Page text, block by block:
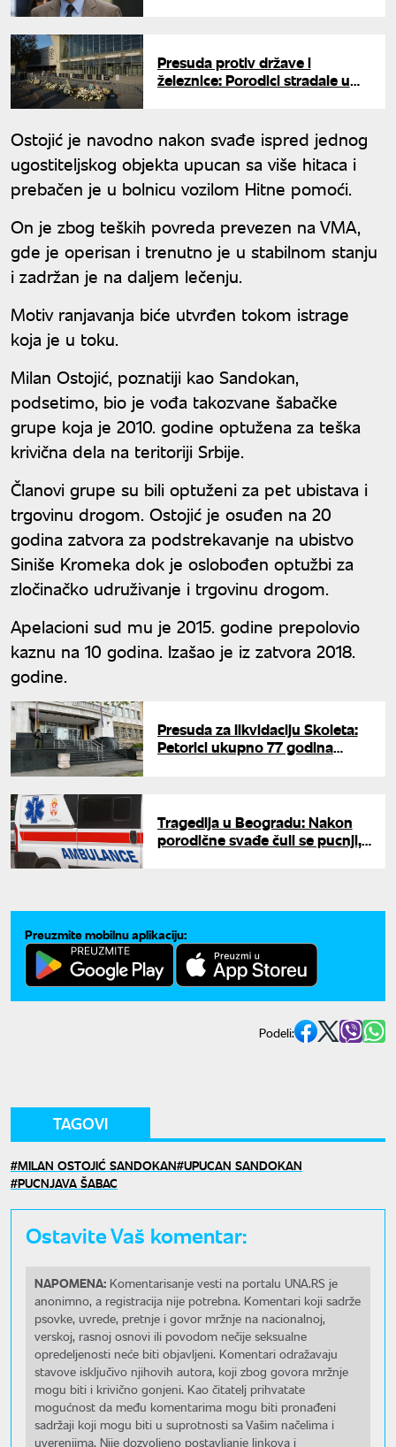
Presuda protiv države i
železnice: Porodici stradale u
Ostojić je navodno nakon svađe ispred jednog
ugostiteljskog objekta upucan sa više hitaca i
prebačen je u bolnicu vozilom Hitne pomoći.
On je zbog teških povreda prevezen na VMA,
gde je operisan i trenutno je u stabilnom stanju
i zadržan je na daljem lečenju.
Motiv ranjavanja biće utvrđen tokom istrage
koja je u toku.
Milan Ostojić, poznatiji kao Sandokan,
podsetimo, bio je vođa takozvane šabačke
grupe koja je 2010. godine optužena za teška
krivična dela na teritoriji Srbije.
Članovi grupe su bili optuženi za pet ubistava i
trgovinu drogom. Ostojić je osuđen na 20
godina zatvora za podstrekavanje na ubistvo
Siniše Kromeka dok je oslobođen optužbi za
zločinačko udruživanje i trgovinu drogom.
Apelacioni sud mu je 2015. godine prepolovio
kaznu na 10 godina. Izašao je iz zatvora 2018.
godine.
Presuda za likvidaciju Skoleta:
Petorici ukupno 77 godina
Tragedija u Beogradu: Nakon
porodične svađe čuli se pucnji,
Preuzmite mobilnu aplikaciju:
Podeli:
TAGOVI
MILAN OSTOJIĆ SANDOKAN UPUCAN SANDOKAN
PUCNJAVA ŠABAC
Ostavite Vaš komentar:
NAPOMENA: Komentarisanje vesti na portalu UNA.RS je
anonimno, a registracija nije potrebna. Komentari koji sadrže
psovke, uvrede, pretnje i govor mržnje na nacionalnoj,
verskoj, rasnoj osnovi ili povodom nečije seksualne
opredeljenosti neće biti objavljeni. Komentari odražavaju
stavove isključivo njihovih autora, koji zbog govora mržnje
mogu biti i krivično gonjeni. Kao čitatelj prihvatate
mogućnost da među komentarima mogu biti pronađeni
sadržaji koji mogu biti u suprotnosti sa Vašim načelima i
uverenjima. Nije dozvoljeno postavljanje linkova i